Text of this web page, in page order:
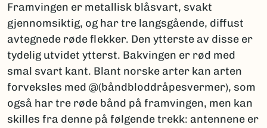
Framvingen er metallisk blåsvart, svakt
gjennomsiktig, og har tre langsgående, diffust
avtegnede røde flekker. Den ytterste av disse er
tydelig utvidet ytterst. Bakvingen er rød med
smal svart kant. Blant norske arter kan arten
forveksles med @(båndbloddråpesvermer), som
også har tre røde bånd på framvingen, men kan
skilles fra denne på følgende trekk: antennene er